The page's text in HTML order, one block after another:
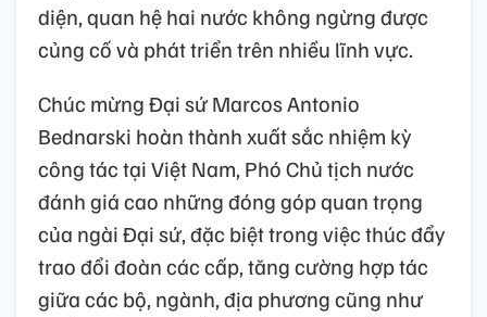
diện, quan hệ hai nước không ngừng được
củng cố và phát triển trên nhiều lĩnh vực.
Chúc mừng Đại sứ Marcos Antonio
Bednarski hoàn thành xuất sắc nhiệm kỳ
công tác tại Việt Nam, Phó Chủ tịch nước
đánh giá cao những đóng góp quan trọng
của ngài Đại sứ, đặc biệt trong việc thúc đẩy
trao đổi đoàn các cấp, tăng cường hợp tác
giữa các bộ, ngành, địa phương cũng như